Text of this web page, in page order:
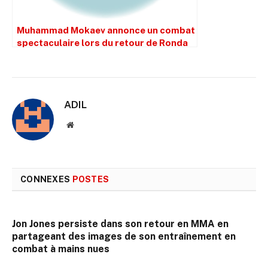
Muhammad Mokaev annonce un combat
spectaculaire lors du retour de Ronda
ADIL
Site
CONNEXES POSTES
Jon Jones persiste dans son retour en MMA en
partageant des images de son entraînement en
combat à mains nues